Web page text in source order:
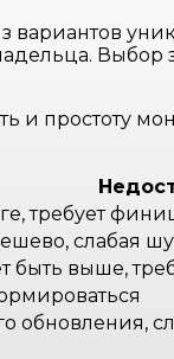
Выбор
и простоту
требует
слабая
быть выше,
обновления,